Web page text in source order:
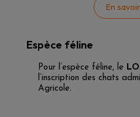
En
Espèce féline
Pour l’espèce féline, le
l’inscription des chats
Agricole.